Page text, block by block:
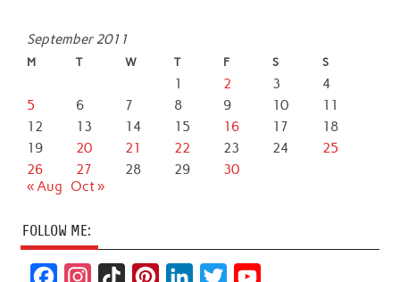
September 2011
M T W T F S S
1 2 3
4
5
6 7 8 9 10
11
12
13 14 15 16 17
18
19
20 21 22 23 24
25
26
27 28 29
30
« Aug
Oct »
FOLLOW ME: